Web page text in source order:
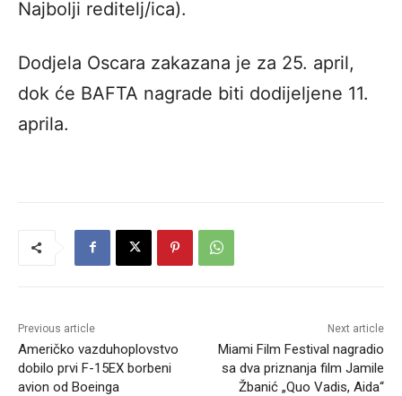
Najbolji reditelj/ica).
Dodjela Oscara zakazana je za 25. april,
dok će BAFTA nagrade biti dodijeljene 11.
aprila.
Previous article
Američko vazduhoplovstvo
dobilo prvi F-15EX borbeni
avion od Boeinga
Next article
Miami Film Festival nagradio
sa dva priznanja film Jamile
Žbanić „Quo Vadis, Aida“